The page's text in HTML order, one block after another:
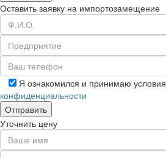
Оставить заявку на импортозамещение
Я ознакомился и принимаю условия
конфиденциальности
Уточнить цену